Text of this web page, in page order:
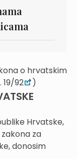
o hrvatskim
19/92
)
Hrvatske,
za
donosim